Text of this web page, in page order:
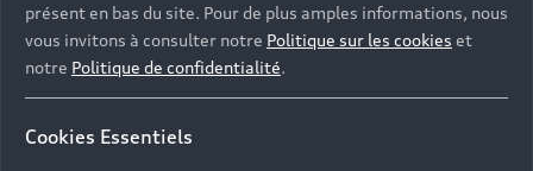
présent en bas du site. Pour de plus amples informations, nous
vous invitons à consulter notre Politique sur les cookies et
notre Politique de confidentialité.
Cookies Essentiels